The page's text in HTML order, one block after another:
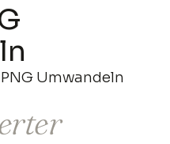
Umwandeln